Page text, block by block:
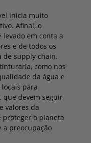
inicia muito
Afinal, o
em conta a
e de todos os
de supply chain.
como nos
da água e
para
que devem seguir
valores da
proteger o planeta
a preocupação